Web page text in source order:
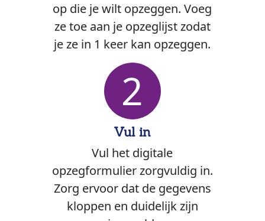
op die je wilt opzeggen. Voeg
ze toe aan je opzeglijst zodat
je ze in 1 keer kan opzeggen.
2
Vul in
Vul het digitale
opzegformulier zorgvuldig in.
Zorg ervoor dat de gegevens
kloppen en duidelijk zijn